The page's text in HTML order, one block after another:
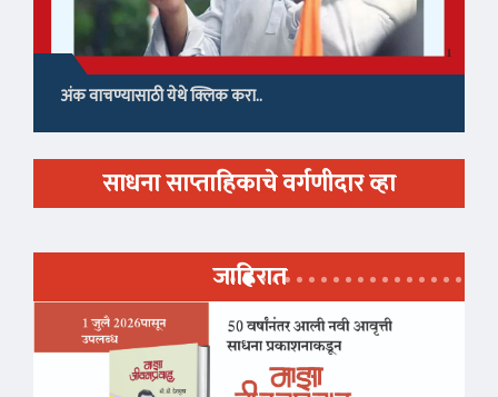
अंक वाचण्यासाठी येथे क्लिक करा..
साधना साप्ताहिकाचे वर्गणीदार व्हा
जाहिरात